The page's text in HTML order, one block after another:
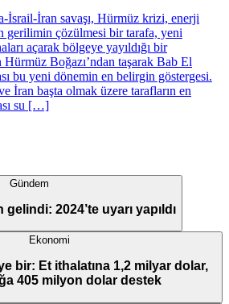
İran savaşı, Hürmüz krizi, enerji
gerilimin çözülmesi bir tarafa, yeni
açarak bölgeye yayıldığı bir
Boğazı’ndan taşarak Bab El
bu yeni dönemin en belirgin göstergesi.
İran başta olmak üzere tarafların en
su […]
Gündem
2024’te uyarı yapıldı
Ekonomi
bir: Et ithalatına 1,2 milyar dolar,
405 milyon dolar destek